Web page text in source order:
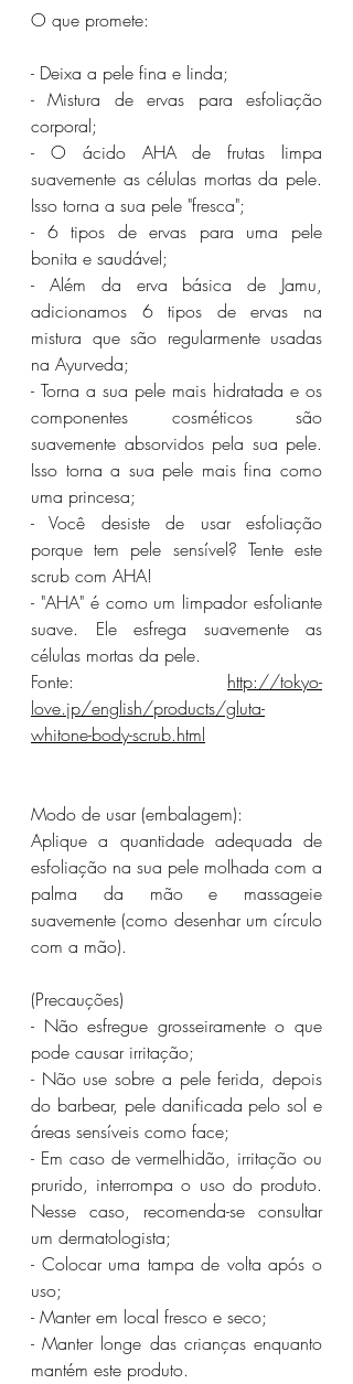
O que promete:
- Deixa a pele fina e linda;
- Mistura de ervas para esfoliação
corporal;
- O ácido AHA de frutas limpa
suavemente as células mortas da pele.
Isso torna a sua pele "fresca";
- 6 tipos de ervas para uma pele
bonita e saudável;
- Além da erva básica de Jamu,
adicionamos 6 tipos de ervas na
mistura que são regularmente usadas
na Ayurveda;
- Torna a sua pele mais hidratada e os
componentes cosméticos são
suavemente absorvidos pela sua pele.
Isso torna a sua pele mais fina como
uma princesa;
- Você desiste de usar esfoliação
porque tem pele sensível? Tente este
scrub com AHA!
- "AHA" é como um limpador esfoliante
suave. Ele esfrega suavemente as
células mortas da pele.
Fonte: http://tokyo-
love.jp/english/products/gluta-
whitone-body-scrub.html
Modo de usar (embalagem):
Aplique a quantidade adequada de
esfoliação na sua pele molhada com a
palma da mão e massageie
suavemente (como desenhar um círculo
com a mão).
(Precauções)
- Não esfregue grosseiramente o que
pode causar irritação;
- Não use sobre a pele ferida, depois
do barbear, pele danificada pelo sol e
áreas sensíveis como face;
- Em caso de vermelhidão, irritação ou
prurido, interrompa o uso do produto.
Nesse caso, recomenda-se consultar
um dermatologista;
- Colocar uma tampa de volta após o
uso;
- Manter em local fresco e seco;
- Manter longe das crianças enquanto
mantém este produto.